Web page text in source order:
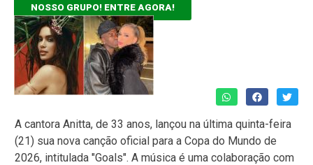
NOSSO GRUPO! ENTRE AGORA!
A cantora Anitta, de 33 anos, lançou na última quinta-feira
(21) sua nova canção oficial para a Copa do Mundo de
2026, intitulada "Goals". A música é uma colaboração com